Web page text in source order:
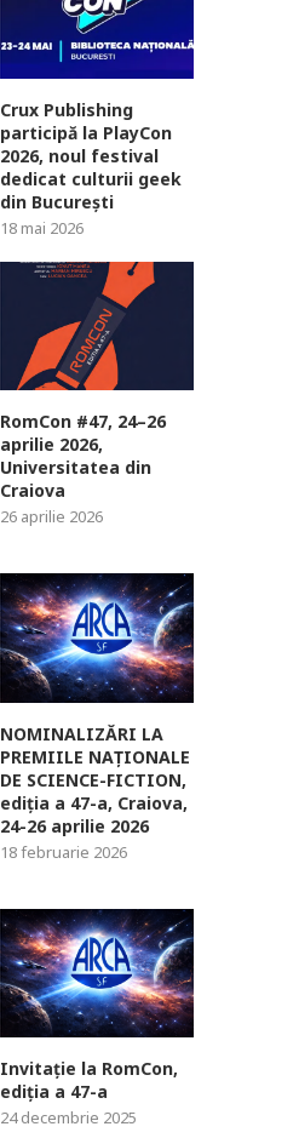
Crux Publishing
participă la PlayCon
2026, noul festival
dedicat culturii geek
din București
18 mai 2026
RomCon #47, 24–26
aprilie 2026,
Universitatea din
Craiova
26 aprilie 2026
NOMINALIZĂRI LA
PREMIILE NAȚIONALE
DE SCIENCE-FICTION,
ediția a 47-a, Craiova,
24-26 aprilie 2026
18 februarie 2026
Invitație la RomCon,
ediția a 47-a
24 decembrie 2025